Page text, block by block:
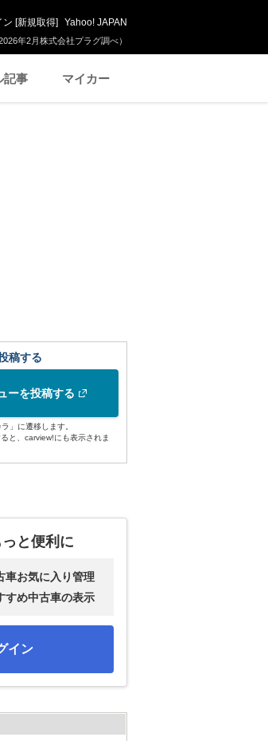
年2月株式会社プラグ調べ）
ン [新規取得] Yahoo! JAPAN
記事 マイカー
稿する
ーを投稿する
」に遷移します。
と、carview!にも表示されま
と便利に
車お気に入り管理
すめ中古車の表示
イン